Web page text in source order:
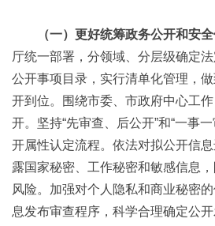
（一）更好统筹政务公开和安全
厅统一部署，分领域、分层级确定
公开事项目录，实行清单化管理，
开到位。围绕市委、市政府中心工
开。坚持“先审查、后公开”和“一事
开属性认定流程。依法对拟公开信
露国家秘密、工作秘密和敏感信息
风险。加强对个人隐私和商业秘密
息发布审查程序，科学合理确定公